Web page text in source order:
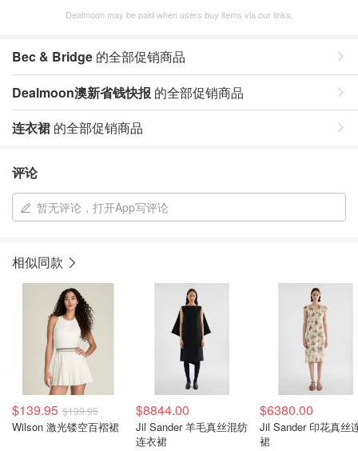
Dealmoon may be paid when users buy items via our links.
Bec & Bridge 的全部促销商品
Dealmoon澳新省钱快报 的全部促销商品
连衣裙 的全部促销商品
评论
暂无评论，打开App写评论
相似同款
$139.95 $199.95
Wilson 激光镂空百褶裙
$8844.00
Jil Sander 羊毛真丝混纺
连衣裙
$6380.00
Jil Sander 印花真丝
裙